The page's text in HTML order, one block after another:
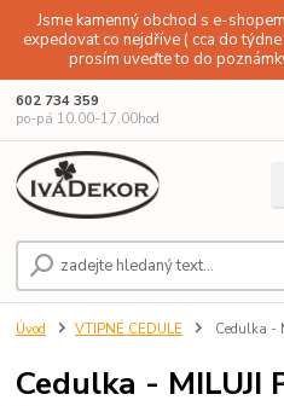
Jsme kamenný obchod s e-
expedovat co nejdříve ( cca do
prosím uveďte to do
602 734 359
po-pá 10.00-17.00hod
Úvod VTIPNÉ CEDULE Cedulka -
Cedulka - MILUJI